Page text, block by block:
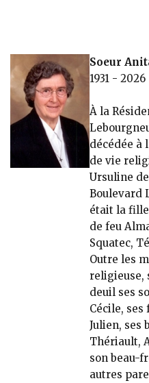
Soeur
1931 - 2026
À la
décédée à
de vie
Ursuline
Boulevard
était la fille
de feu
Squatec,
Outre les
religieuse,
deuil ses
Cécile,
Julien, ses
Thériault,
son beau-
autres